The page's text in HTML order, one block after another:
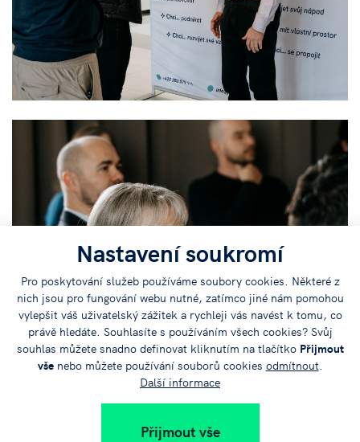
Nastavení soukromí
Pro poskytování služeb používáme soubory cookies. Některé z
nich jsou pro fungování webu nutné, zatímco jiné nám pomohou
vylepšit váš uživatelský zážitek a rychleji vás navést k tomu, co
právě hledáte. Souhlasíte s používáním všech cookies? Svůj
souhlas můžete snadno definovat kliknutím na tlačítko Přijmout
všenebo můžete používání souborů cookies odmítnout.
Další informace
Přijmout vše